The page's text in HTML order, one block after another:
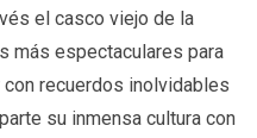
el casco viejo de la
más espectaculares para
recuerdos inolvidables
su inmensa cultura con